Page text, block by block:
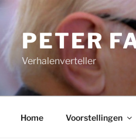
PETER
Verhalenverteller
Home Voorstellingen